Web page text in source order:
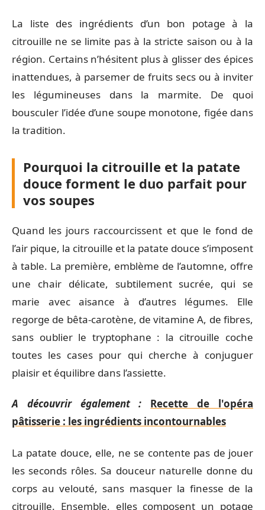
La liste des ingrédients d’un bon potage à la
citrouille ne se limite pas à la stricte saison ou à la
région. Certains n’hésitent plus à glisser des épices
inattendues, à parsemer de fruits secs ou à inviter
les légumineuses dans la marmite. De quoi
bousculer l’idée d’une soupe monotone, figée dans
la tradition.
Pourquoi la citrouille et la patate
douce forment le duo parfait pour
vos soupes
Quand les jours raccourcissent et que le fond de
l’air pique, la citrouille et la patate douce s’imposent
à table. La première, emblème de l’automne, offre
une chair délicate, subtilement sucrée, qui se
marie avec aisance à d’autres légumes. Elle
regorge de bêta-carotène, de vitamine A, de fibres,
sans oublier le tryptophane : la citrouille coche
toutes les cases pour qui cherche à conjuguer
plaisir et équilibre dans l’assiette.
A découvrir également :
Recette de l'opéra
pâtisserie : les ingrédients incontournables
La patate douce, elle, ne se contente pas de jouer
les seconds rôles. Sa douceur naturelle donne du
corps au velouté, sans masquer la finesse de la
citrouille. Ensemble, elles composent un potage